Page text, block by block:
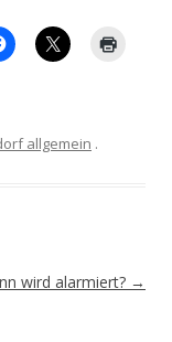
allgemein .
wird alarmiert? →